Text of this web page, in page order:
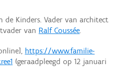
de Kinders. Vader van architect
van Ralf Coussée.
https://www.familie-
(geraadpleegd op 12 januari